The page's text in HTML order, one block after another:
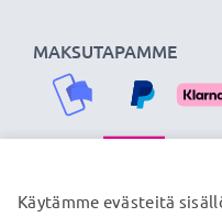
MAKSUTAPAMME
Käytämme evästeitä